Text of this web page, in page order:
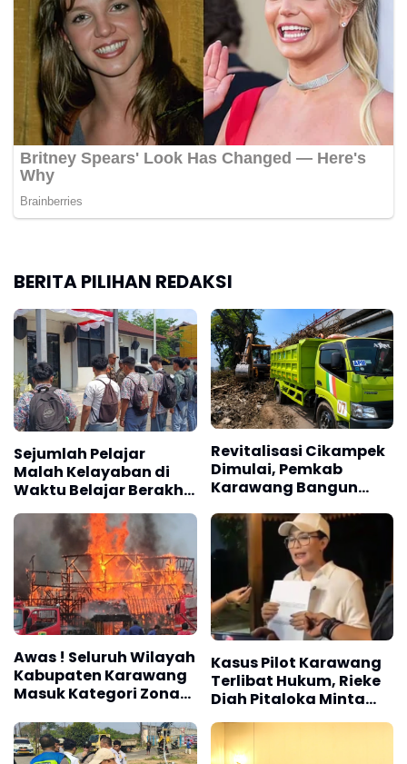
BERITA PILIHAN REDAKSI
Sejumlah Pelajar
Malah Kelayaban di
Waktu Belajar Berakhir
Karawang
Revitalisasi Cikampek
Dimulai, Pemkab
Karawang Bangun
Terbuka Hijau
Awas ! Seluruh Wilayah
Kabupaten Karawang
Masuk Kategori Zona
Berdasarkan
Penyusunan RISPK
Kasus Pilot Karawang
Terlibat Hukum, Rieke
Diah Pitaloka Minta
Kejelasan Proses
Perkara